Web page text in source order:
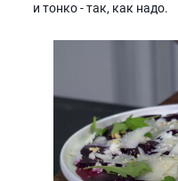
и тонко - так, как надо.